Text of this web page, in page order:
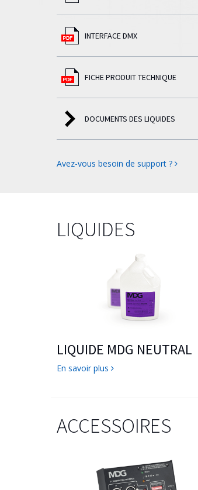
INTERFACE DMX
FICHE PRODUIT TECHNIQUE
DOCUMENTS DES LIQUIDES
Avez-vous besoin de support ?
LIQUIDES
LIQUIDE MDG NEUTRAL
En savoir plus
ACCESSOIRES